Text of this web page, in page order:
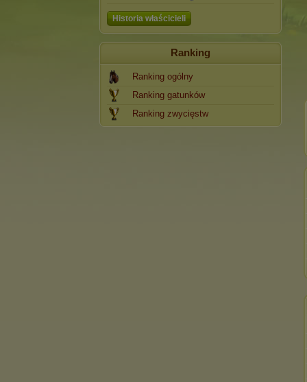
Historia właścicieli
Ranking
Ranking ogólny
Ranking gatunków
Ranking zwycięstw